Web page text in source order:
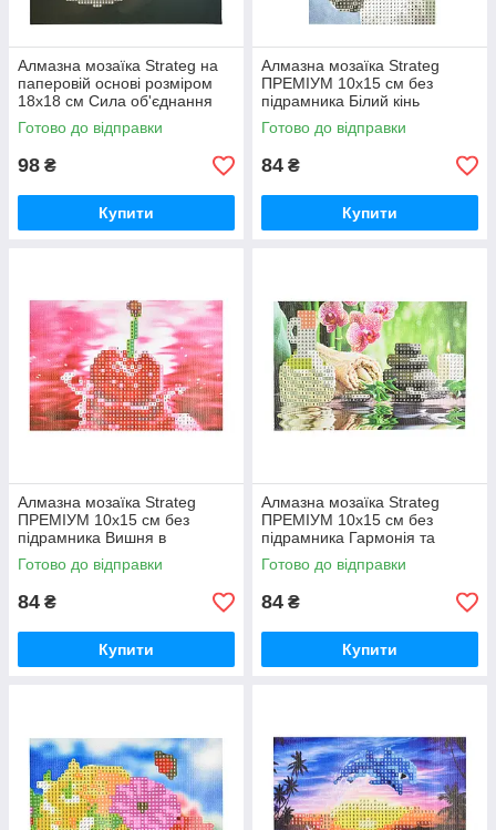
Алмазна мозаїка Strateg на
паперовій основі розміром
18х18 см Сила об'єднання
(JUB14404)
Готово до відправки
98 ₴
Купити
Алмазна мозаїка Strateg
ПРЕМІУМ 10х15 см без
підрамника Білий кінь
(YAB14431)
Готово до відправки
84 ₴
Купити
Алмазна мозаїка Strateg
ПРЕМІУМ 10х15 см без
підрамника Вишня в
водяному відображенні
(YAB20791)
Готово до відправки
84 ₴
Купити
Алмазна мозаїка Strateg
ПРЕМІУМ 10х15 см без
підрамника Гармонія та
спокій (YAB28548)
Готово до відправки
84 ₴
Купити